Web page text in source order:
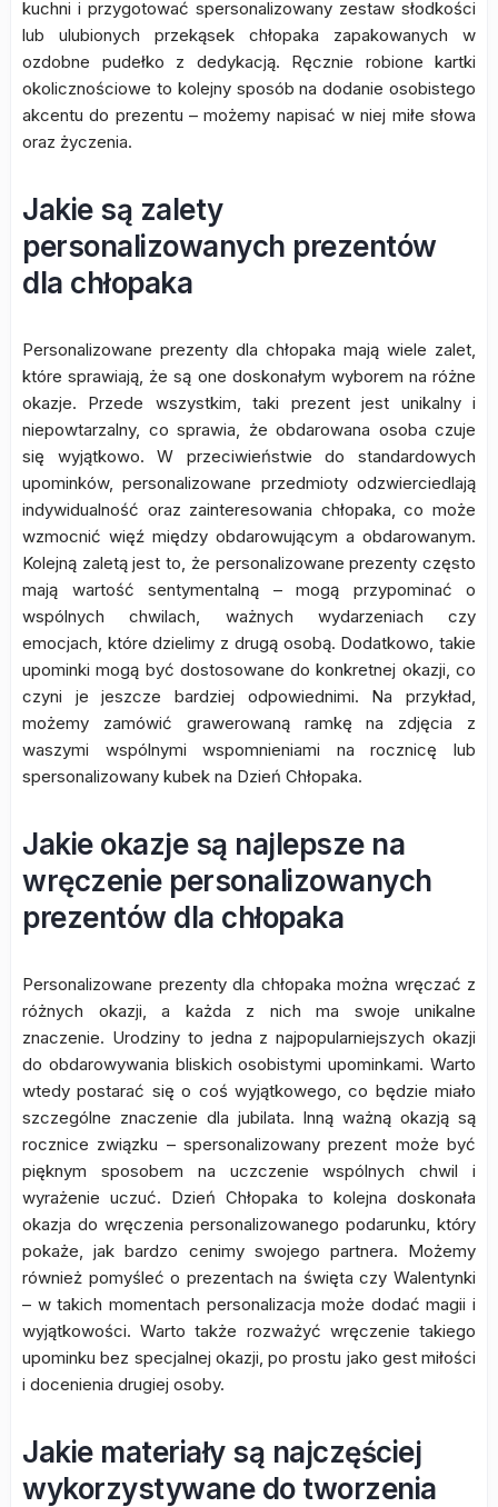
kuchni i przygotować spersonalizowany zestaw słodkości
lub ulubionych przekąsek chłopaka zapakowanych w
ozdobne pudełko z dedykacją. Ręcznie robione kartki
okolicznościowe to kolejny sposób na dodanie osobistego
akcentu do prezentu – możemy napisać w niej miłe słowa
oraz życzenia.
Jakie są zalety
personalizowanych prezentów
dla chłopaka
Personalizowane prezenty dla chłopaka mają wiele zalet,
które sprawiają, że są one doskonałym wyborem na różne
okazje. Przede wszystkim, taki prezent jest unikalny i
niepowtarzalny, co sprawia, że obdarowana osoba czuje
się wyjątkowo. W przeciwieństwie do standardowych
upominków, personalizowane przedmioty odzwierciedlają
indywidualność oraz zainteresowania chłopaka, co może
wzmocnić więź między obdarowującym a obdarowanym.
Kolejną zaletą jest to, że personalizowane prezenty często
mają wartość sentymentalną – mogą przypominać o
wspólnych chwilach, ważnych wydarzeniach czy
emocjach, które dzielimy z drugą osobą. Dodatkowo, takie
upominki mogą być dostosowane do konkretnej okazji, co
czyni je jeszcze bardziej odpowiednimi. Na przykład,
możemy zamówić grawerowaną ramkę na zdjęcia z
waszymi wspólnymi wspomnieniami na rocznicę lub
spersonalizowany kubek na Dzień Chłopaka.
Jakie okazje są najlepsze na
wręczenie personalizowanych
prezentów dla chłopaka
Personalizowane prezenty dla chłopaka można wręczać z
różnych okazji, a każda z nich ma swoje unikalne
znaczenie. Urodziny to jedna z najpopularniejszych okazji
do obdarowywania bliskich osobistymi upominkami. Warto
wtedy postarać się o coś wyjątkowego, co będzie miało
szczególne znaczenie dla jubilata. Inną ważną okazją są
rocznice związku – spersonalizowany prezent może być
pięknym sposobem na uczczenie wspólnych chwil i
wyrażenie uczuć. Dzień Chłopaka to kolejna doskonała
okazja do wręczenia personalizowanego podarunku, który
pokaże, jak bardzo cenimy swojego partnera. Możemy
również pomyśleć o prezentach na święta czy Walentynki
– w takich momentach personalizacja może dodać magii i
wyjątkowości. Warto także rozważyć wręczenie takiego
upominku bez specjalnej okazji, po prostu jako gest miłości
i docenienia drugiej osoby.
Jakie materiały są najczęściej
wykorzystywane do tworzenia